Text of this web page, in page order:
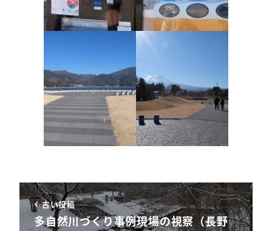
古い投稿
多自然川づくり事例現場の視察（長野